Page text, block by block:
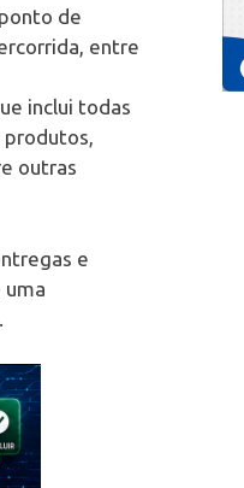
de
entre
inclui todas
produtos,
outras
e
uma